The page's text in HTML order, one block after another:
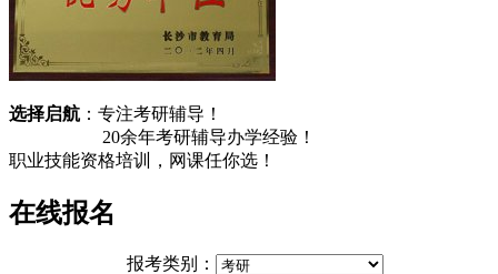
选择启航 ：专注考研辅导！
20余年考研辅导办学经验！
职业技能资格培训， 网课任你选！
在线报名
报考类别：